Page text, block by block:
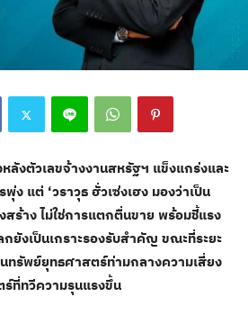
ลังตัวเลขจ้างงานสหรัฐฯ แข็งแกร่งและ
แต่ ‘วราวุธ ฮั่วเซ่งเฮง มองว่าเป็น
สร้าง ไม่ใช่การแตกตื่นขาย พร้อมชี้แรง
ยังเป็นเกราะรองรับสำคัญ ขณะที่ระยะ
ทรัพย์ยุทธศาสตร์ท่ามกลางความเสี่ยง
ที่ทวีความรุนแรงขึ้น